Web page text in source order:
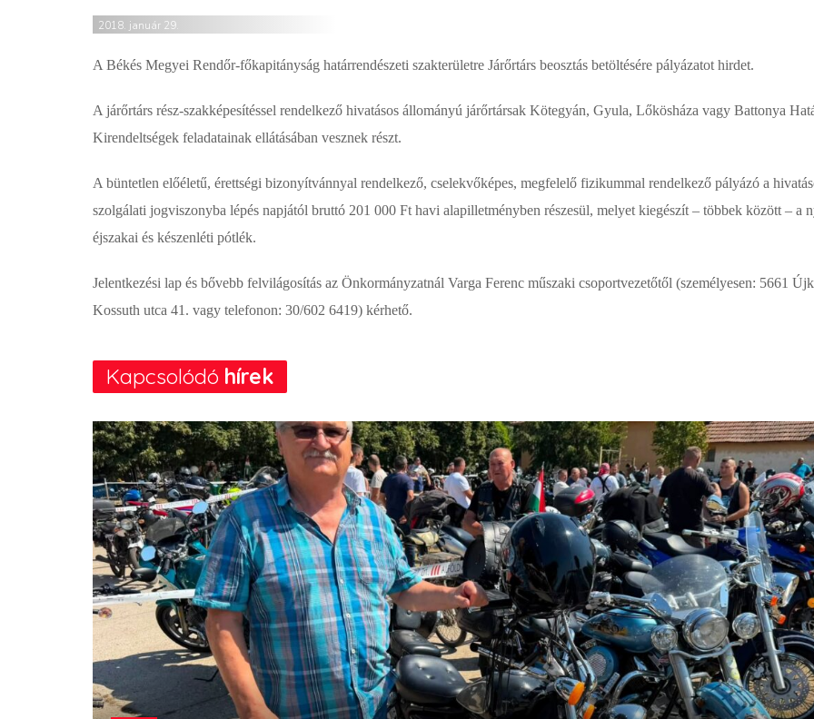
2018. január 29.
A Békés Megyei Rendőr-főkapitányság határrendészeti szakterületre Járőrtárs beosztás betöltésére pályázatot hirdet.
A járőrtárs rész-szakképesítéssel rendelkező hivatásos állományú járőrtársak Kötegyán, Gyula, Lőkösháza vagy Battonya
Kirendeltségek feladatainak ellátásában vesznek részt.
A büntetlen előéletű, érettségi bizonyítvánnyal rendelkező, cselekvőképes, megfelelő fizikummal rendelkező pályázó a
szolgálati jogviszonyba lépés napjától bruttó 201 000 Ft havi alapilletményben részesül, melyet kiegészít – többek között – a
éjszakai és készenléti pótlék.
Jelentkezési lap és bővebb felvilágosítás az Önkormányzatnál Varga Ferenc műszaki csoportvezetőtől (személyesen: 5661
Kossuth utca 41. vagy telefonon: 30/602 6419) kérhető.
Kapcsolódó hírek